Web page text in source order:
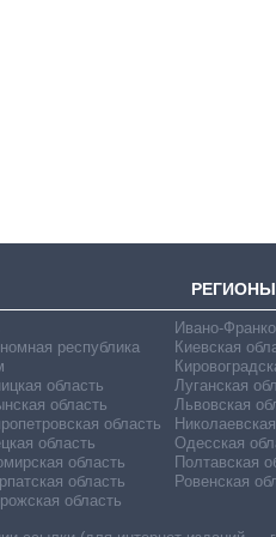
РЕГИОНЫ
республика
область
область
область
область
область
область
область
Ивано-
Киевская
Луганская
Львовская
Одесская
Полтавская
Ровенская